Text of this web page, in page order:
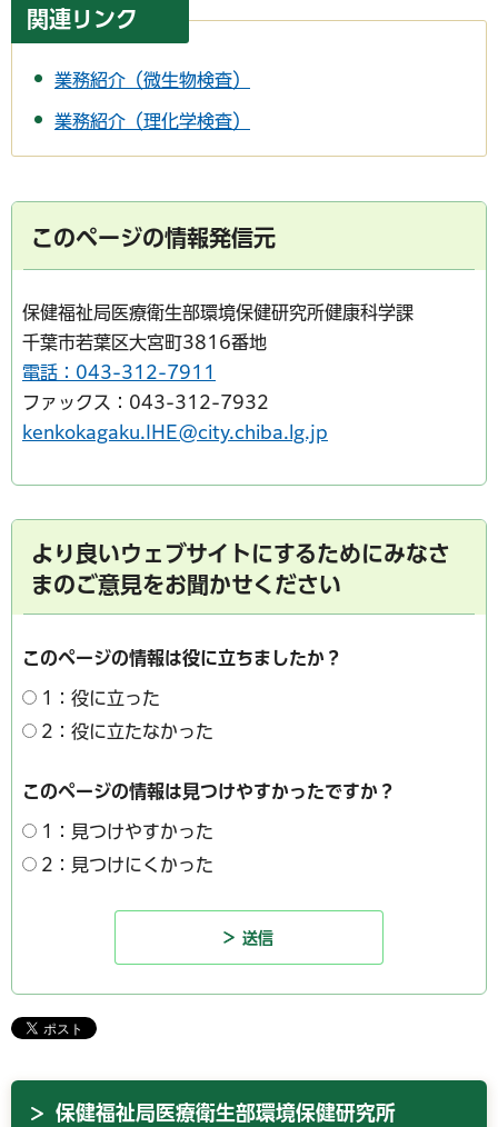
関連リンク
業務紹介（微生物検査）
業務紹介（理化学検査）
このページの情報発信元
保健福祉局医療衛生部環境保健研究所健康科学課
千葉市若葉区大宮町3816番地
電話：043-312-7911
ファックス：043-312-7932
kenkokagaku.IHE@city.chiba.lg.jp
より良いウェブサイトにするためにみなさ
まのご意見をお聞かせください
このページの情報は役に立ちましたか？
1：役に立った
2：役に立たなかった
このページの情報は見つけやすかったですか？
1：見つけやすかった
2：見つけにくかった
保健福祉局医療衛生部環境保健研究所